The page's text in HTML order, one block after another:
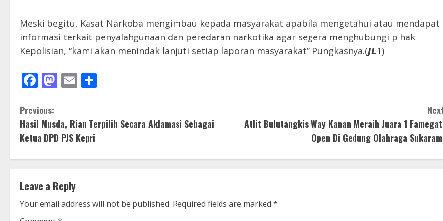
Meski begitu, Kasat Narkoba mengimbau kepada masyarakat apabila mengetahui atau mendapat
informasi terkait penyalahgunaan dan peredaran narkotika agar segera menghubungi pihak
Kepolisian, “kami akan menindak lanjuti setiap laporan masyarakat” Pungkasnya.(𝙅𝙇1)
Facebook
Mastodon
Email
C
o
n
i
n
Previous:
Hasil Musda, Rian Terpilih Secara Aklamasi Sebagai
Ketua DPD PJS Kepri
Atlit Bulutangkis Way Kanan Meraih Juara 1
Open Di Gedung Olahraga
Leave a Reply
Your email address will not be published. Required fields are marked *